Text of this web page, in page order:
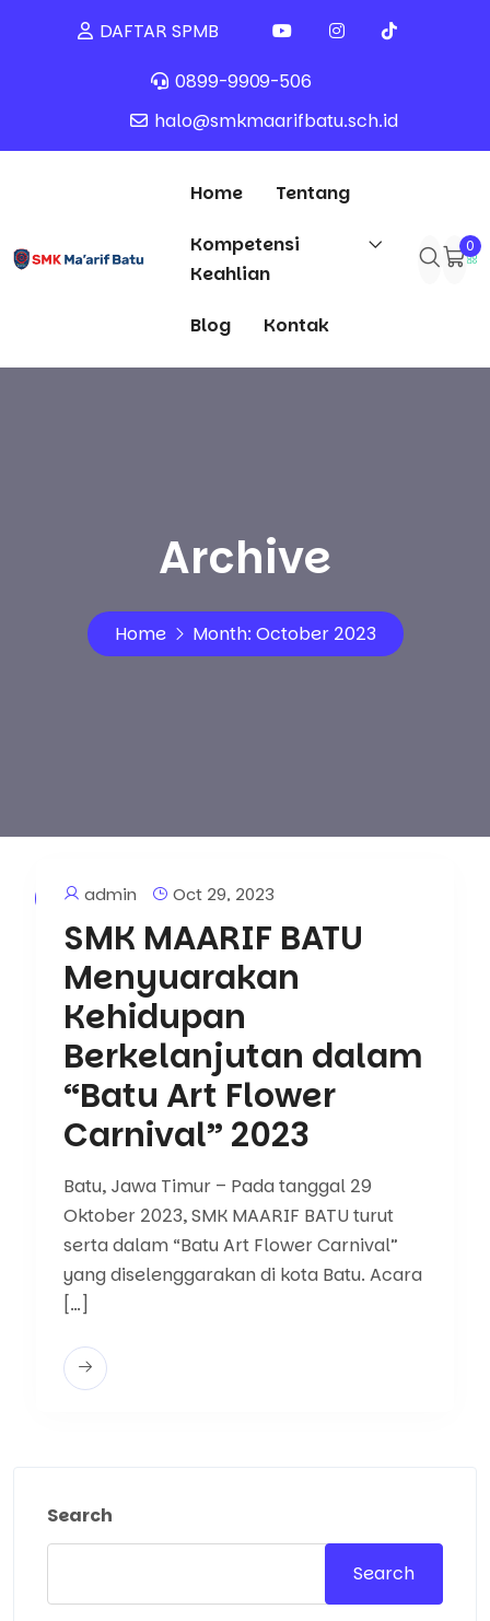
DAFTAR SPMB
0899-9909-506
halo@smkmaarifbatu.sch.id
Home Tentang
Kompetensi
Keahlian
Blog Kontak
0
Archive
Home Month: October 2023
Artikeladmin Oct 29, 2023
SMK MAARIF BATU
Menyuarakan
Kehidupan
Berkelanjutan dalam
“Batu Art Flower
Carnival” 2023
Batu, Jawa Timur – Pada tanggal 29
Oktober 2023, SMK MAARIF BATU turut
serta dalam “Batu Art Flower Carnival”
yang diselenggarakan di kota Batu. Acara
[…]
Search
Search